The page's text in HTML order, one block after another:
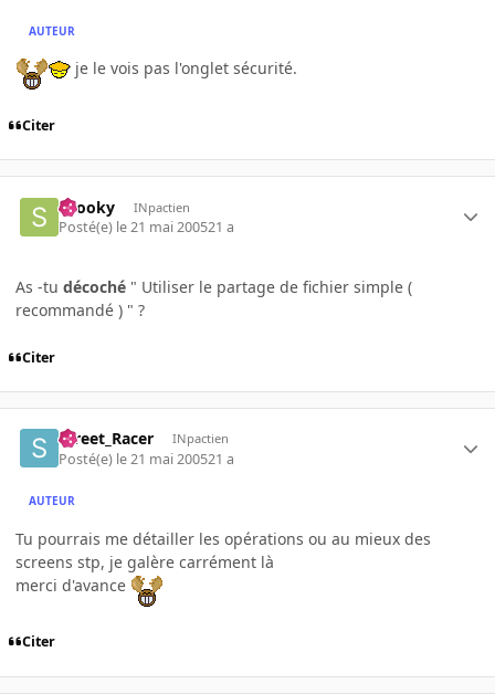
AUTEUR
je le vois pas l'onglet sécurité.
Citer
snooky INpactien
Posté(e) le 21 mai 200521 a
As -tu décoché " Utiliser le partage de fichier simple (
recommandé ) " ?
Citer
Street_Racer INpactien
Posté(e) le 21 mai 200521 a
AUTEUR
Tu pourrais me détailler les opérations ou au mieux des
screens stp, je galère carrément là
merci d'avance
Citer